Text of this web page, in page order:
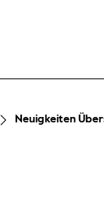
Neuigkeiten